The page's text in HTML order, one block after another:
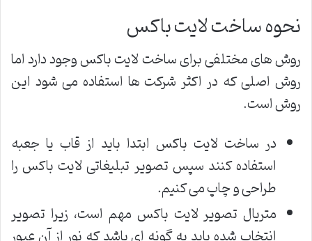
نحوه ساخت لایت باکس
روش های مختلفی برای ساخت لایت باکس وجود دارد اما
روش اصلی که در اکثر شرکت ها استفاده می شود این
روش است.
در ساخت لایت باکس ابتدا باید از قاب یا جعبه
استفاده کنند سپس تصویر تبلیغاتی لایت باکس را
طراحی و چاپ می کنیم.
متریال تصویر لایت باکس مهم است، زیرا تصویر